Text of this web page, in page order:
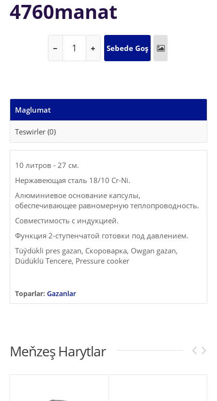
4760manat
Maglumat
Teswirler (0)
10 литров - 27 см.
Нержавеющая сталь 18/10 Cr-Ni.
Алюминиевое основание капсулы,
обеспечивающее равномерную теплопроводность.
Совместимость с индукцией.
Функция 2-ступенчатой ​​готовки под давлением.
Tüýdükli pres gazan, Скороварка, Owgan gazan,
Düdüklü Tencere, Pressure cooker
Toparlar: Gazanlar
Meňzeş Harytlar